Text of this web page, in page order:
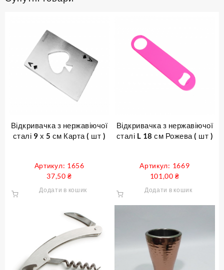
Відкривачка з нержавіючої
сталі 9 х 5 см Карта ( шт )
Артикул: 1656
37,50₴
Додати в кошик
Відкривачка з нержавіючої
сталі L 18 см Рожева ( шт )
Артикул: 1669
101,00₴
Додати в кошик